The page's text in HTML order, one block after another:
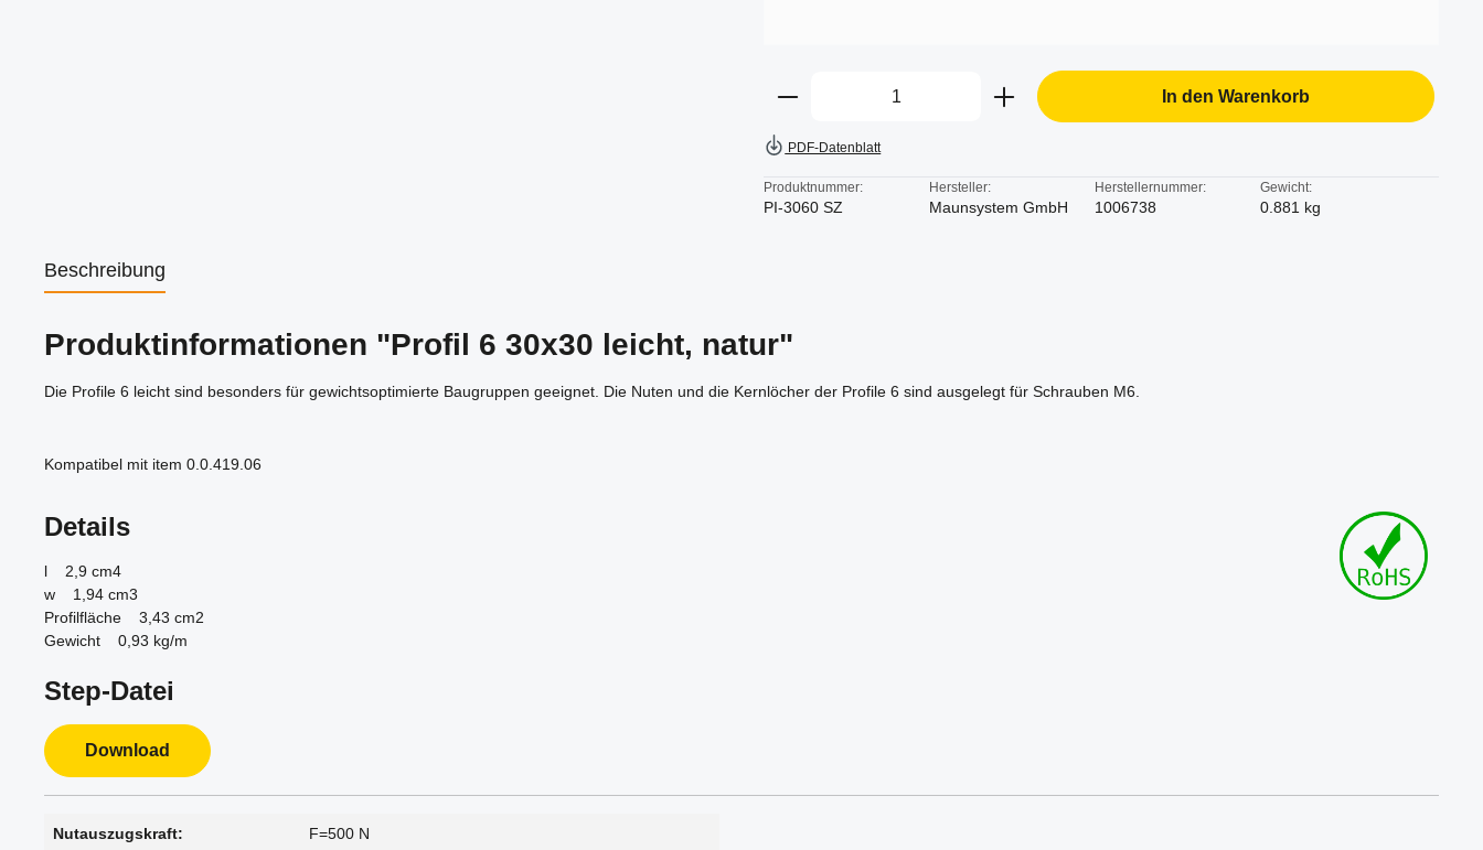
Produkt Anzahl: Gib den gewünschten Wert ein oder
In den Warenkorb
PDF-Datenblatt
Produktnummer:
PI-3060 SZ
Hersteller:
Maunsystem GmbH
Herstellernummer:
1006738
Gewicht:
0.881 kg
Beschreibung
Produktinformationen "Profil 6 30x30 leicht, natur"
Die Profile 6 leicht sind besonders für gewichtsoptimierte Baugruppen geeignet. Die Nuten und die Kernlöcher der Profile 6 sind ausgelegt für Schrauben M6.
Kompatibel mit item 0.0.419.06
Details
l 2,9 cm4
w 1,94 cm3
Profilfläche 3,43 cm2
Gewicht 0,93 kg/m
Step-Datei
Download
Nutauszugskraft: F=500 N